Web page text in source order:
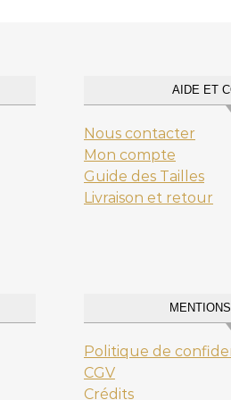
AIDE ET
Nous contacter
Mon compte
Guide des Tailles
Livraison et retour
Politique de
CGV
Crédits